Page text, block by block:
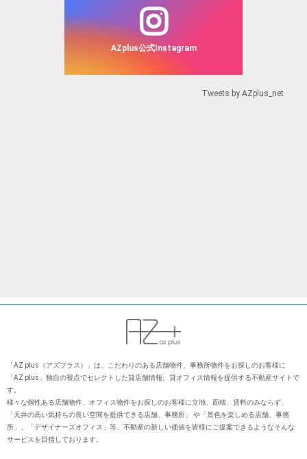
AZplus公式Instagram
Tweets by AZplus_net
「AZ plus（アズプラス）」は、こだわりのある店舗物件、事務所物件をお探しのお客様に
「AZ plus」独⾃の視点でセレクトした貸店舗情報、貸オフィス情報を提供する不動産サイトで
す。
様々な個性ある店舗物件、オフィス物件をお探しのお客様に⽴地、⾯積、賃料のみならず、
「天井の⾼い気持ちの良い空間を提供できる店舗、事務所」 や「景⾊を楽しめる店舗、事務
所」、「デザイナーズオフィス」等、不動産の新しい価値を皆様にご提案できるようなそんな
サービスを⽬指しております。